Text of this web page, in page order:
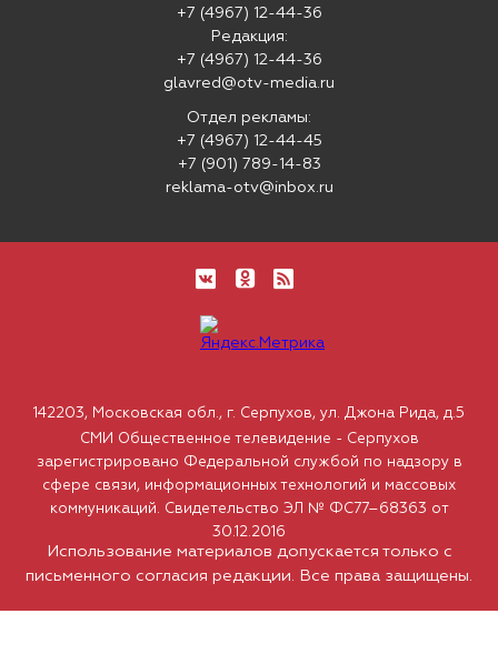
+7 (4967) 12-44-36
Редакция:
+7 (4967) 12-44-36
glavred@otv-media.ru
Отдел рекламы:
+7 (4967) 12-44-45
+7 (901) 789-14-83
reklama-otv@inbox.ru
Использование материалов допускается только с
письменного согласия редакции. Все права защищены.
142203, Московская обл., г. Серпухов, ул. Джона Рида, д.5
СМИ Общественное телевидение - Серпухов
зарегистрировано Федеральной службой по надзору в
сфере связи, информационных технологий и массовых
коммуникаций. Свидетельство ЭЛ № ФС77–68363 от
30.12.2016